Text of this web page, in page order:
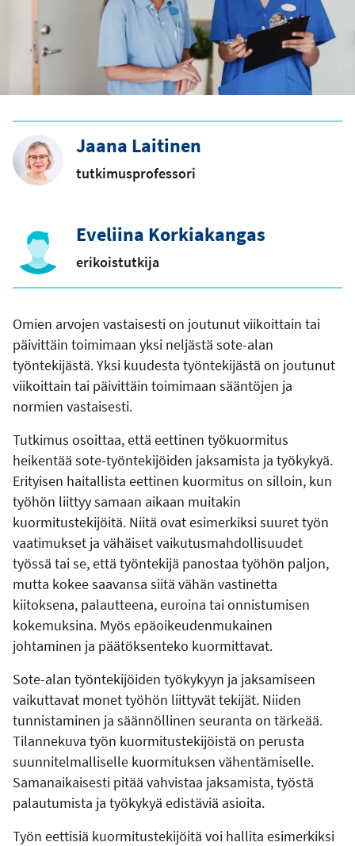
Jaana Laitinen
tutkimusprofessori
Eveliina Korkiakangas
erikoistutkija
Omien arvojen vastaisesti on joutunut viikoittain tai
päivittäin toimimaan yksi neljästä sote-alan
työntekijästä. Yksi kuudesta työntekijästä on joutunut
viikoittain tai päivittäin toimimaan sääntöjen ja
normien vastaisesti.
Tutkimus osoittaa, että eettinen työkuormitus
heikentää sote-työntekijöiden jaksamista ja työkykyä.
Erityisen haitallista eettinen kuormitus on silloin, kun
työhön liittyy samaan aikaan muitakin
kuormitustekijöitä. Niitä ovat esimerkiksi suuret työn
vaatimukset ja vähäiset vaikutusmahdollisuudet
työssä tai se, että työntekijä panostaa työhön paljon,
mutta kokee saavansa siitä vähän vastinetta
kiitoksena, palautteena, euroina tai onnistumisen
kokemuksina. Myös epäoikeudenmukainen
johtaminen ja päätöksenteko kuormittavat.
Sote-alan työntekijöiden työkykyyn ja jaksamiseen
vaikuttavat monet työhön liittyvät tekijät. Niiden
tunnistaminen ja säännöllinen seuranta on tärkeää.
Tilannekuva työn kuormitustekijöistä on perusta
suunnitelmalliselle kuormituksen vähentämiselle.
Samanaikaisesti pitää vahvistaa jaksamista, työstä
palautumista ja työkykyä edistäviä asioita.
Työn eettisiä kuormitustekijöitä voi hallita esimerkiksi